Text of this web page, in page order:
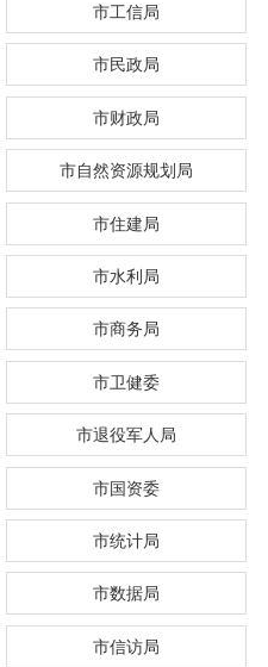
市工信局
市民政局
市财政局
市自然资源规划局
市住建局
市水利局
市商务局
市卫健委
市退役军人局
市国资委
市统计局
市数据局
市信访局